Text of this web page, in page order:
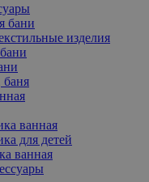
бани
изделия
баня
ванная
для детей
ванная